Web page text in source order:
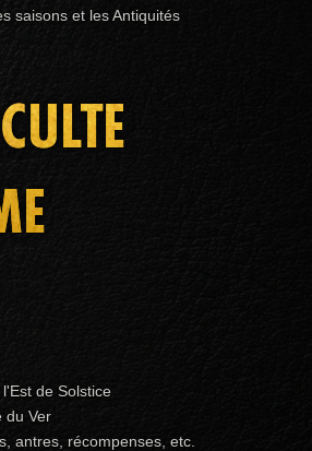
saisons et les Antiquités
de Solstice
du Ver
antres, récompenses, etc.